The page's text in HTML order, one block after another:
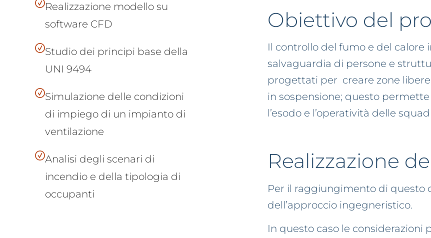
Realizzazione modello su
software CFD
Studio dei principi base della
UNI 9494
Simulazione delle condizioni
di impiego di un impianto di
ventilazione
Analisi degli scenari di
incendio e della tipologia di
occupanti
Obiettivo del
Il controllo del fumo e del calore
salvaguardia di persone e
progettati per creare zone
in sospensione; questo
l’esodo e l’operatività delle
Realizzazione
Per il raggiungimento di questo
dell’approccio ingegneristico.
In questo caso le